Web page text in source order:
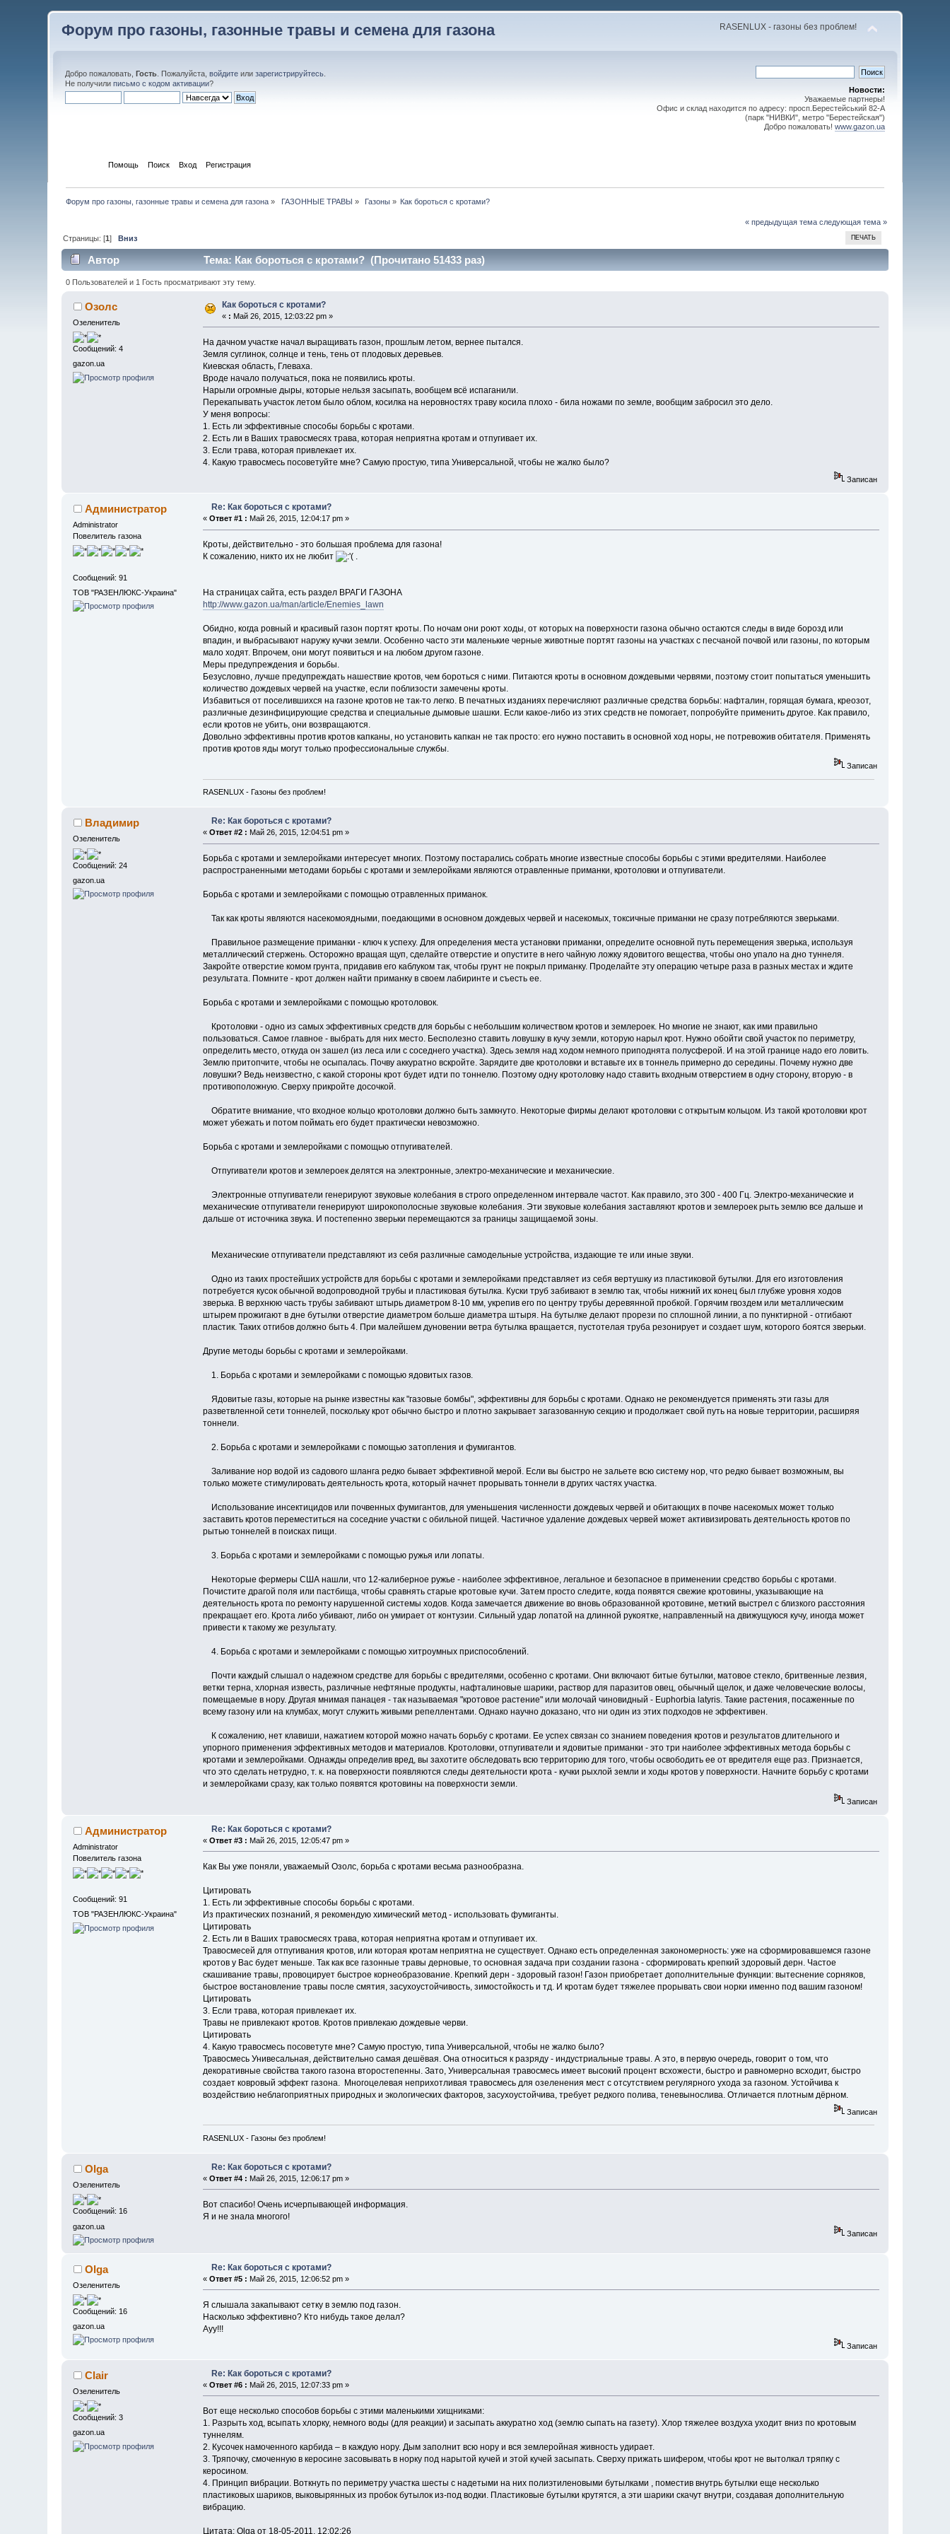
Форум про газоны, газонные травы и семена для газона RASENLUX - газоны без проблем!
Добро пожаловать,Гость . Пожалуйста,войдите илизарегистрируйтесь
Не получилиписьмо с кодом активации?
Новости:
Уважаемые партнеры!
Офис и склад находится по адресу: просп.Берестейський 82-А
(парк "НИВКИ", метро "Берестейская")
Добро пожаловать! www.gazon.ua
Помощь Поиск Вход Регистрация
Форум про газоны, газонные травы и семена для газона » ГАЗОННЫЕ ТРАВЫ » Газоны » Как бороться с кротами?
« предыдущая тема следующая тема »
ПЕЧАТЬ
Страницы: [1]Вниз
Автор Тема: Как бороться с кротами? (Прочитано 51433 раз)
0 Пользователей и 1 Гость просматривают эту тему.
Озолс
Озеленитель
Сообщений: 4
gazon.ua
Как бороться с кротами?
« : Май 26, 2015, 12:03:22 pm »
На дачном участке начал выращивать газон, прошлым летом, вернее пытался.
Земля суглинок, солнце и тень, тень от плодовых деревьев.
Киевская область, Глеваха.
Вроде начало получаться, пока не появились кроты.
Нарыли огромные дыры, которые нельзя засыпать, вообщем всё испаганили.
Перекапывать участок летом было облом, косилка на неровностях траву косила плохо - била ножами по земле, вообщим забросил это дело.
У меня вопросы:
1. Есть ли эффективные способы борьбы с кротами.
2. Есть ли в Ваших травосмесях трава, которая неприятна кротам и отпугивает их.
3. Если трава, которая привлекает их.
4. Какую травосмесь посоветуйте мне? Самую простую, типа Универсальной, чтобы не жалко было?
Записан
Администратор
Administrator
Повелитель газона
Сообщений: 91
ТОВ "РАЗЕНЛЮКС-Украина"
Re: Как бороться с кротами?
« Ответ #1 : Май 26, 2015, 12:04:17 pm »
Кроты, действительно - это большая проблема для газона!
К сожалению, никто их не любит
.
На страницах сайта, есть раздел ВРАГИ ГАЗОНА
http://www.gazon.ua/man/article/Enemies_lawn
Обидно, когда ровный и красивый газон портят кроты. По ночам они роют ходы, от которых на поверхности газона обычно остаются следы в виде борозд или
впадин, и выбрасывают наружу кучки земли. Особенно часто эти маленькие черные животные портят газоны на участках с песчаной почвой или газоны, по которым
мало ходят. Впрочем, они могут появиться и на любом другом газоне.
Меры предупреждения и борьбы.
Безусловно, лучше предупреждать нашествие кротов, чем бороться с ними. Питаются кроты в основном дождевыми червями, поэтому стоит попытаться уменьшить
количество дождевых червей на участке, если поблизости замечены кроты.
Избавиться от поселившихся на газоне кротов не так-то легко. В печатных изданиях перечисляют различные средства борьбы: нафталин, горящая бумага, креозот,
различные дезинфицирующие средства и специальные дымовые шашки. Если какое-либо из этих средств не помогает, попробуйте применить другое. Как правило,
если кротов не убить, они возвращаются.
Довольно эффективны против кротов капканы, но установить капкан не так просто: его нужно поставить в основной ход норы, не потревожив обитателя. Применять
против кротов яды могут только профессиональные службы.
Записан
RASENLUX - Газоны без проблем!
Владимир
Озеленитель
Сообщений: 24
gazon.ua
Re: Как бороться с кротами?
« Ответ #2 : Май 26, 2015, 12:04:51 pm »
Борьба с кротами и землеройками интересует многих. Поэтому постарались собрать многие известные способы борьбы с этими вредителями. Наиболее
распространенными методами борьбы с кротами и землеройками являются отравленные приманки, кротоловки и отпугиватели.
Борьба с кротами и землеройками с помощью отравленных приманок.
Так как кроты являются насекомоядными, поедающими в основном дождевых червей и насекомых, токсичные приманки не сразу потребляются зверьками.
Правильное размещение приманки - ключ к успеху. Для определения места установки приманки, определите основной путь перемещения зверька, используя
металлический стержень. Осторожно вращая щуп, сделайте отверстие и опустите в него чайную ложку ядовитого вещества, чтобы оно упало на дно туннеля.
Закройте отверстие комом грунта, придавив его каблуком так, чтобы грунт не покрыл приманку. Проделайте эту операцию четыре раза в разных местах и ждите
результата. Помните - крот должен найти приманку в своем лабиринте и съесть ее.
Борьба с кротами и землеройками с помощью кротоловок.
Кротоловки - одно из самых эффективных средств для борьбы с небольшим количеством кротов и землероек. Но многие не знают, как ими правильно
пользоваться. Самое главное - выбрать для них место. Бесполезно ставить ловушку в кучу земли, которую нарыл крот. Нужно обойти свой участок по периметру,
определить место, откуда он зашел (из леса или с соседнего участка). Здесь земля над ходом немного приподнята полусферой. И на этой границе надо его ловить.
Землю притопчите, чтобы не осыпалась. Почву аккуратно вскройте. Зарядите две кротоловки и вставьте их в тоннель примерно до середины. Почему нужно две
ловушки? Ведь неизвестно, с какой стороны крот будет идти по тоннелю. Поэтому одну кротоловку надо ставить входным отверстием в одну сторону, вторую - в
противоположную. Сверху прикройте досочкой.
Обратите внимание, что входное кольцо кротоловки должно быть замкнуто. Некоторые фирмы делают кротоловки с открытым кольцом. Из такой кротоловки крот
может убежать и потом поймать его будет практически невозможно.
Борьба с кротами и землеройками с помощью отпугивателей.
Отпугиватели кротов и землероек делятся на электронные, электро-механические и механические.
Электронные отпугиватели генерируют звуковые колебания в строго определенном интервале частот. Как правило, это 300 - 400 Гц. Электро-механические и
механические отпугиватели генерируют широкополосные звуковые колебания. Эти звуковые колебания заставляют кротов и землероек рыть землю все дальше и
дальше от источника звука. И постепенно зверьки перемещаются за границы защищаемой зоны.
Механические отпугиватели представляют из себя различные самодельные устройства, издающие те или иные звуки.
Одно из таких простейших устройств для борьбы с кротами и землеройками представляет из себя вертушку из пластиковой бутылки. Для его изготовления
потребуется кусок обычной водопроводной трубы и пластиковая бутылка. Куски труб забивают в землю так, чтобы нижний их конец был глубже уровня ходов
зверька. В верхнюю часть трубы забивают штырь диаметром 8-10 мм, укрепив его по центру трубы деревянной пробкой. Горячим гвоздем или металлическим
штырем прожигают в дне бутылки отверстие диаметром больше диаметра штыря. На бутылке делают прорези по сплошной линии, а по пунктирной - отгибают
пластик. Таких отгибов должно быть 4. При малейшем дуновении ветра бутылка вращается, пустотелая труба резонирует и создает шум, которого боятся зверьки.
Другие методы борьбы с кротами и землеройками.
1. Борьба с кротами и землеройками с помощью ядовитых газов.
Ядовитые газы, которые на рынке известны как "газовые бомбы", эффективны для борьбы с кротами. Однако не рекомендуется применять эти газы для
разветвленной сети тоннелей, поскольку крот обычно быстро и плотно закрывает загазованную секцию и продолжает свой путь на новые территории, расширяя
тоннели.
2. Борьба с кротами и землеройками с помощью затопления и фумигантов.
Заливание нор водой из садового шланга редко бывает эффективной мерой. Если вы быстро не зальете всю систему нор, что редко бывает возможным, вы
только можете стимулировать деятельность крота, который начнет прорывать тоннели в других частях участка.
Использование инсектицидов или почвенных фумигантов, для уменьшения численности дождевых червей и обитающих в почве насекомых может только
заставить кротов переместиться на соседние участки с обильной пищей. Частичное удаление дождевых червей может активизировать деятельность кротов по
рытью тоннелей в поисках пищи.
3. Борьба с кротами и землеройками с помощью ружья или лопаты.
Некоторые фермеры США нашли, что 12-калиберное ружье - наиболее эффективное, легальное и безопасное в применении средство борьбы с кротами.
Почистите драгой поля или пастбища, чтобы сравнять старые кротовые кучи. Затем просто следите, когда появятся свежие кротовины, указывающие на
деятельность крота по ремонту нарушенной системы ходов. Когда замечается движение во вновь образованной кротовине, меткий выстрел с близкого расстояния
прекращает его. Крота либо убивают, либо он умирает от контузии. Сильный удар лопатой на длинной рукоятке, направленный на движущуюся кучу, иногда может
привести к такому же результату.
4. Борьба с кротами и землеройками с помощью хитроумных приспособлений.
Почти каждый слышал о надежном средстве для борьбы с вредителями, особенно с кротами. Они включают битые бутылки, матовое стекло, бритвенные лезвия,
ветки терна, хлорная известь, различные нефтяные продукты, нафталиновые шарики, раствор для паразитов овец, обычный щелок, и даже человеческие волосы,
помещаемые в нору. Другая мнимая панацея - так называемая "кротовое растение" или молочай чиновидный - Euphorbia latyris. Такие растения, посаженные по
всему газону или на клумбах, могут служить живыми репеллентами. Однако научно доказано, что ни один из этих подходов не эффективен.
К сожалению, нет клавиши, нажатием которой можно начать борьбу с кротами. Ее успех связан со знанием поведения кротов и результатов длительного и
упорного применения эффективных методов и материалов. Кротоловки, отпугиватели и ядовитые приманки - это три наиболее эффективных метода борьбы с
кротами и землеройками. Однажды определив вред, вы захотите обследовать всю территорию для того, чтобы освободить ее от вредителя еще раз. Признается,
что это сделать нетрудно, т. к. на поверхности появляются следы деятельности крота - кучки рыхлой земли и ходы кротов у поверхности. Начните борьбу с кротами
и землеройками сразу, как только появятся кротовины на поверхности земли.
Записан
Администратор
Administrator
Повелитель газона
Сообщений: 91
ТОВ "РАЗЕНЛЮКС-Украина"
Re: Как бороться с кротами?
« Ответ #3 : Май 26, 2015, 12:05:47 pm »
Как Вы уже поняли, уважаемый Озолс, борьба с кротами весьма разнообразна.
Цитировать
1. Есть ли эффективные способы борьбы с кротами.
Из практических познаний, я рекомендую химический метод - использовать фумиганты.
Цитировать
2. Есть ли в Ваших травосмесях трава, которая неприятна кротам и отпугивает их.
Травосмесей для отпугивания кротов, или которая кротам неприятна не существует. Однако есть определенная закономерность: уже на сформировавшемся газоне
кротов у Вас будет меньше. Так как все газонные травы дерновые, то основная задача при создании газона - сформировать крепкий здоровый дерн. Частое
скашивание травы, провоцирует быстрое корнеобразование. Крепкий дерн - здоровый газон! Газон приобретает дополнительные функции: вытеснение сорняков,
быстрое востановление травы после смятия, засухоустойчивость, зимостойкость и тд. И кротам будет тяжелее прорывать свои норки именно под вашим газоном!
Цитировать
3. Если трава, которая привлекает их.
Травы не привлекают кротов. Кротов привлекаю дождевые черви.
Цитировать
4. Какую травосмесь посоветуте мне? Самую простую, типа Универсальной, чтобы не жалко было?
Травосмесь Унивесальная, действительно самая дешёвая. Она относиться к разряду - индустриальные травы. А это, в первую очередь, говорит о том, что
декоративные свойства такого газона второстепенны. Зато, Универсальная травосмесь имеет высокий процент всхожести, быстро и равномерно всходит, быстро
создает ковровый эффект газона. Многоцелевая неприхотливая травосмесь для озеленения мест с отсутствием регулярного ухода за газоном. Устойчива к
воздействию неблагоприятных природных и экологических факторов, засухоустойчива, требует редкого полива, теневынослива. Отличается плотным дёрном.
Записан
RASENLUX - Газоны без проблем!
Olga
Озеленитель
Сообщений: 16
gazon.ua
Re: Как бороться с кротами?
« Ответ #4 : Май 26, 2015, 12:06:17 pm »
Вот спасибо! Очень исчерпывающей информация.
Я и не знала многого!
Записан
Olga
Озеленитель
Сообщений: 16
gazon.ua
Re: Как бороться с кротами?
« Ответ #5 : Май 26, 2015, 12:06:52 pm »
Я слышала закапывают сетку в землю под газон.
Насколько эффективно? Кто нибудь такое делал?
Ауу!!!
Записан
Clair
Озеленитель
Сообщений: 3
gazon.ua
Re: Как бороться с кротами?
« Ответ #6 : Май 26, 2015, 12:07:33 pm »
Вот еще несколько способов борьбы с этими маленькими хищниками:
1. Разрыть ход, всыпать хлорку, немного воды (для реакции) и засыпать аккуратно ход (землю сыпать на газету). Хлор тяжелее воздуха уходит вниз по кротовым
туннелям.
2. Кусочек намоченного карбида – в каждую нору. Дым заполнит всю нору и вся землеройная живность удирает.
3. Тряпочку, смоченную в керосине засовывать в норку под нарытой кучей и этой кучей засыпать. Сверху прижать шифером, чтобы крот не вытолкал тряпку с
керосином.
4. Принцип вибрации. Воткнуть по периметру участка шесты с надетыми на них полиэтиленовыми бутылками , поместив внутрь бутылки еще несколько
пластиковых шариков, выковырянных из пробок бутылок из-под водки. Пластиковые бутылки крутятся, а эти шарики скачут внутри, создавая дополнительную
вибрацию.
Цитата: Olga от 18-05-2011, 12:02:26